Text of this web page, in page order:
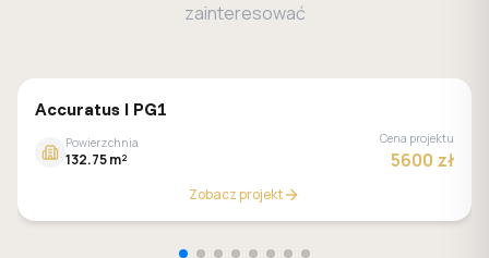
zainteresować
MALACHIT
Accuratus I PG1
Powierzchnia
132.75 m²
Cena projektu
5600 zł
Zobacz projekt